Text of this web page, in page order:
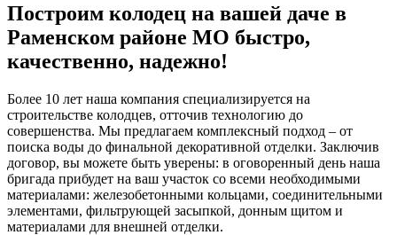
Построим колодец на вашей даче в
Раменском районе МО быстро,
качественно, надежно!
Более 10 лет наша компания специализируется на
строительстве колодцев, отточив технологию до
совершенства. Мы предлагаем комплексный подход – от
поиска воды до финальной декоративной отделки. Заключив
договор, вы можете быть уверены: в оговоренный день наша
бригада прибудет на ваш участок со всеми необходимыми
материалами: железобетонными кольцами, соединительными
элементами, фильтрующей засыпкой, донным щитом и
материалами для внешней отделки.